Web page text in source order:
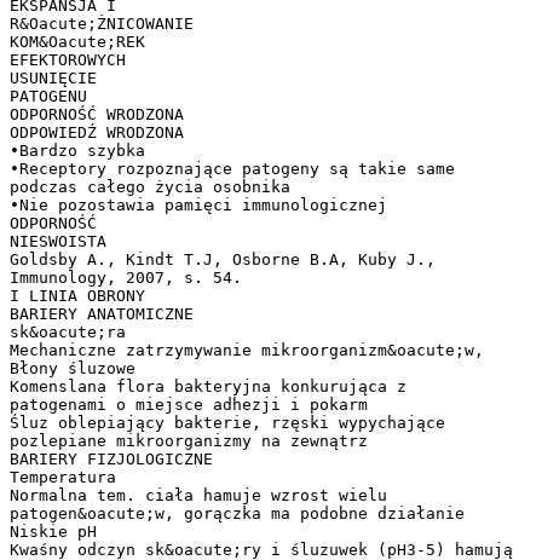
EKSPANSJA I
R&Oacute;ŻNICOWANIE
KOM&Oacute;REK
EFEKTOROWYCH
USUNIĘCIE
PATOGENU
ODPORNOŚĆ WRODZONA
ODPOWIEDŹ WRODZONA
•Bardzo szybka
•Receptory rozpoznające patogeny są takie same
podczas całego życia osobnika
•Nie pozostawia pamięci immunologicznej
ODPORNOŚĆ
NIESWOISTA
Goldsby A., Kindt T.J, Osborne B.A, Kuby J.,
Immunology, 2007, s. 54.
I LINIA OBRONY
BARIERY ANATOMICZNE
sk&oacute;ra
Mechaniczne zatrzymywanie mikroorganizm&oacute;w,
Błony śluzowe
Komenslana flora bakteryjna konkurująca z
patogenami o miejsce adhezji i pokarm
Śluz oblepiający bakterie, rzęski wypychające
pozlepiane mikroorganizmy na zewnątrz
BARIERY FIZJOLOGICZNE
Temperatura
Normalna tem. ciała hamuje wzrost wielu
patogen&oacute;w, gorączka ma podobne działanie
Niskie pH
Kwaśny odczyn sk&oacute;ry i śluzuwek (pH3-5) hamują